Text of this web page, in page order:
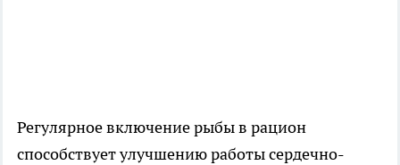
Регулярное включение рыбы в рацион
способствует улучшению работы сердечно-